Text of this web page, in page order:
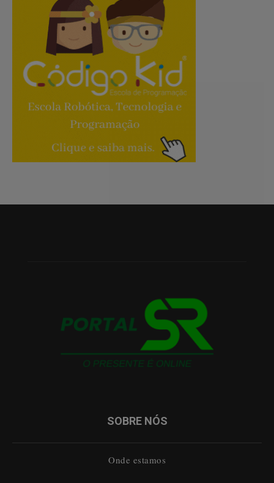
SOBRE NÓS
Onde estamos